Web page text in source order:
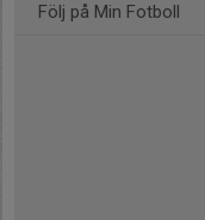
Följ på Min Fotboll